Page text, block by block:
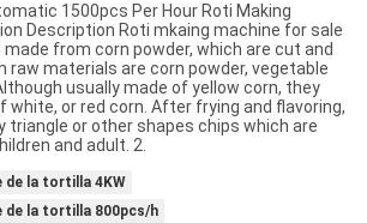
1500pcs Per Hour Roti Making
Description Roti mkaing machine for sale
from corn powder, which are cut and
raw materials are corn powder, vegetable
usually made of yellow corn, they
white, or red corn. After frying and flavoring,
triangle or other shapes chips which are
and adult. 2.
de la tortilla 4KW
de la tortilla 800pcs/h